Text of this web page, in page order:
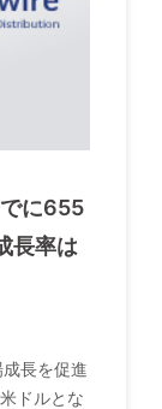
に655
長率は
長を促進
ドルとな